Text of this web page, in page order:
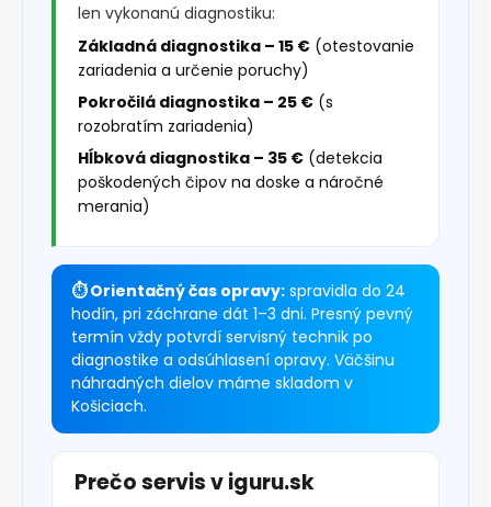
len vykonanú diagnostiku:
Základná diagnostika – 15 € (otestovanie
zariadenia a určenie poruchy)
Pokročilá diagnostika – 25 € (s
rozobratím zariadenia)
Hĺbková diagnostika – 35 € (detekcia
poškodených čipov na doske a náročné
merania)
⏱ Orientačný čas opravy: spravidla do 24
hodín, pri záchrane dát 1–3 dni. Presný pevný
termín vždy potvrdí servisný technik po
diagnostike a odsúhlasení opravy. Väčšinu
náhradných dielov máme skladom v
Košiciach.
Prečo servis v iguru.sk